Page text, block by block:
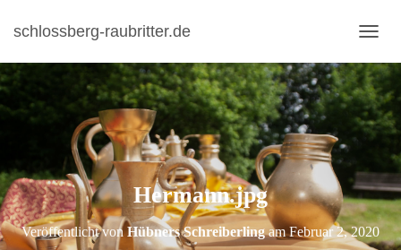
schlossberg-raubritter.de
A
V
I
G
A
I
O
N
U
M
Hermann.jpg
Veröffentlicht vonHübners SchreiberlingamFebruar 2, 2020